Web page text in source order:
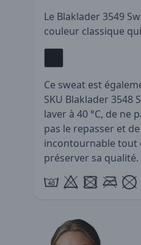
Le Blaklader 3549
couleur classique
Ce sweat est
SKU Blaklader 3548
laver à 40 °C, de ne
pas le repasser et
incontournable tout
préserver sa qualité.